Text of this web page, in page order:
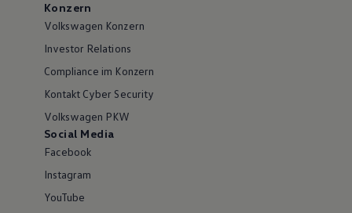
Konzern
Volkswagen Konzern
Investor Relations
Compliance im Konzern
Kontakt Cyber Security
Volkswagen PKW
Social Media
Facebook
Instagram
YouTube